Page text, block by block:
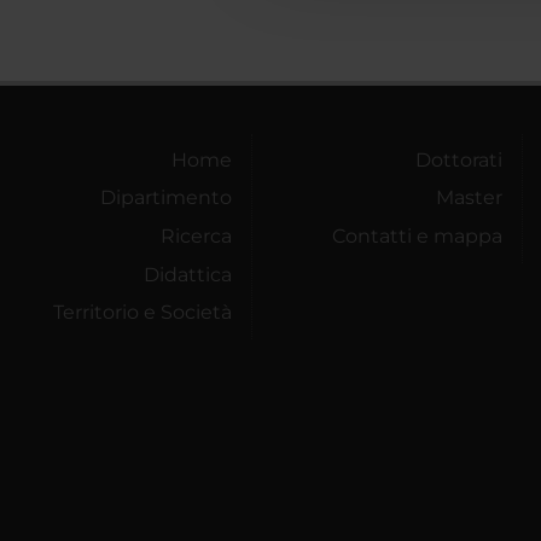
Home
Dipartimento
Ricerca
Didattica
Territorio e Società
Dottorati
Master
Contatti e mappa